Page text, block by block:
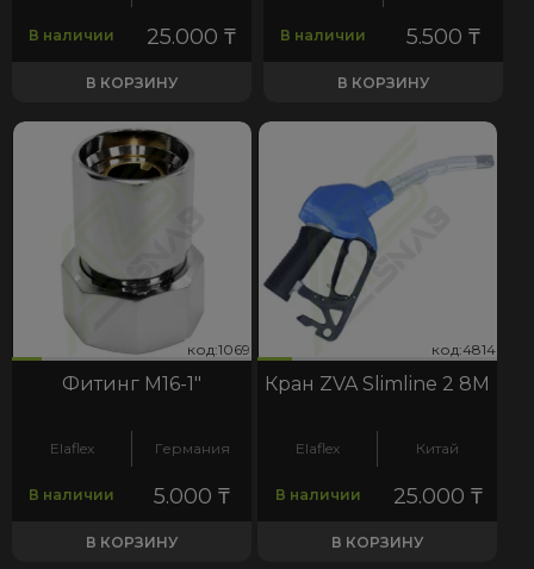
В наличии 25.000₸
В КОРЗИНУ
В наличии 5.500₸
В КОРЗИНУ
код:1069 код:1069
Фитинг М16-1"
Elaflex Германия
В наличии 5.000 ₸
В КОРЗИНУ
код:4814 код:4814
Кран ZVA Slimline 2 8М
Elaflex Китай
В наличии 25.000 ₸
В КОРЗИНУ